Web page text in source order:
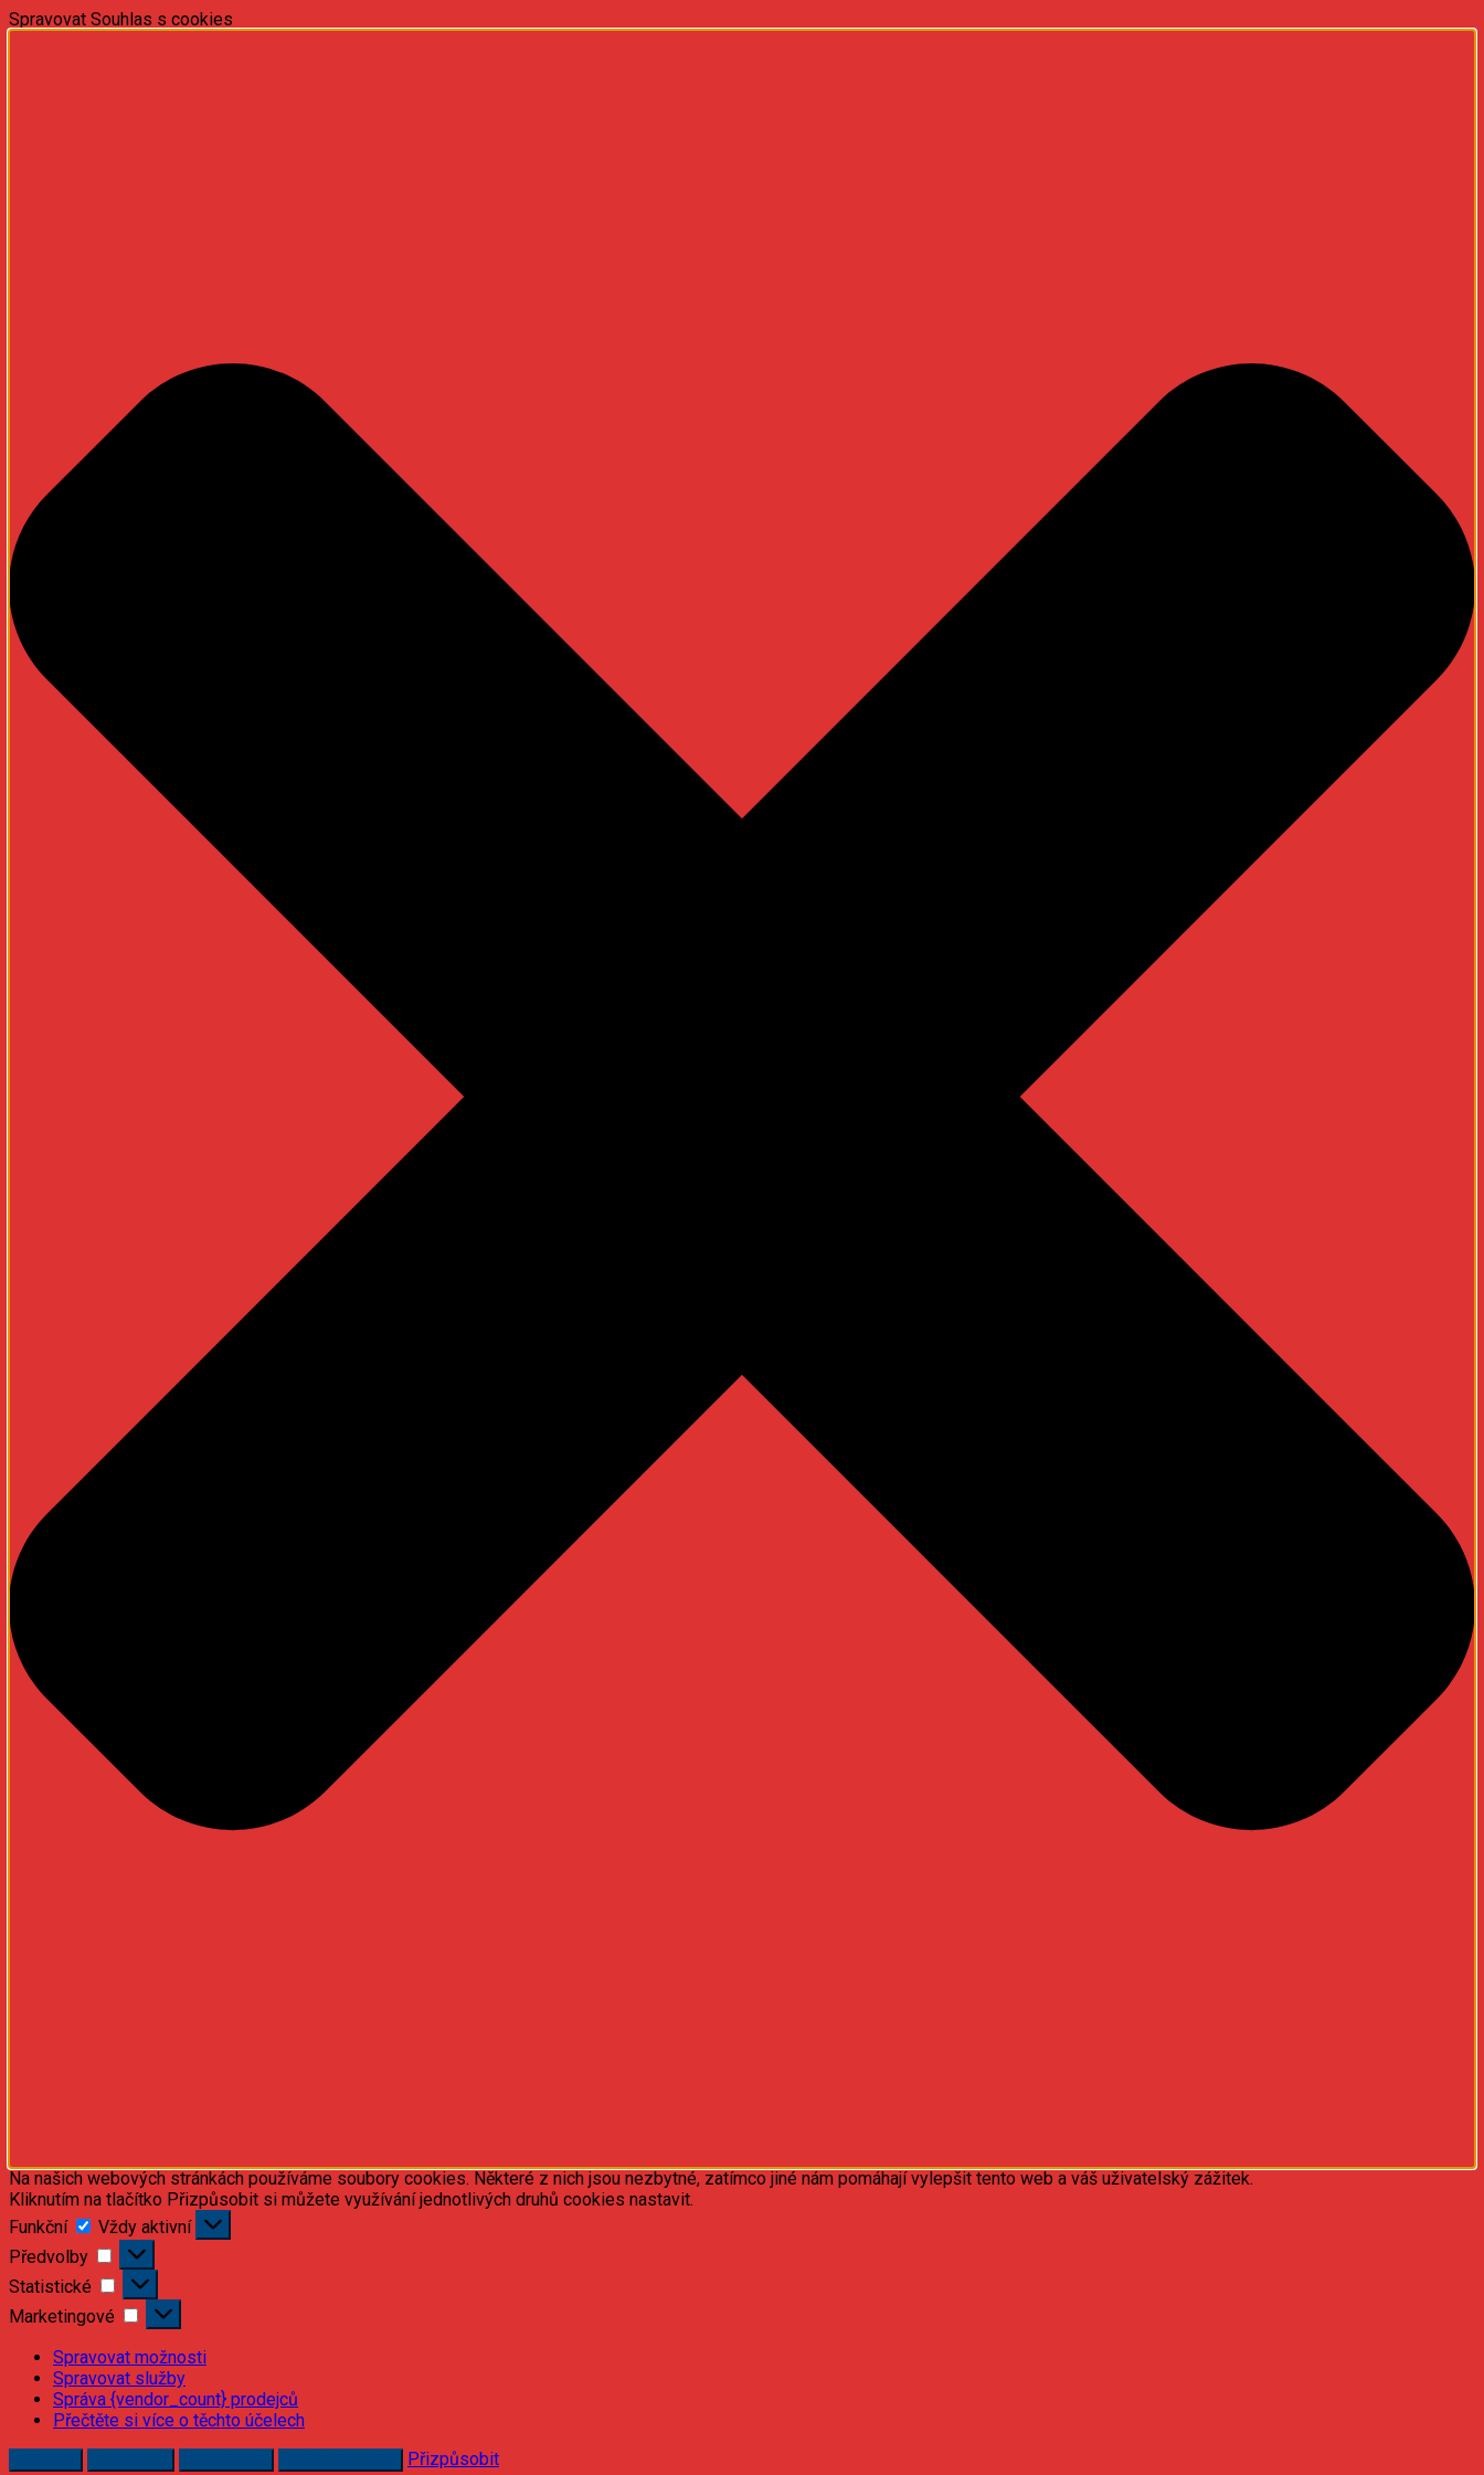
Spravovat Souhlas s cookies
Na našich webových stránkách používáme soubory cookies. Některé z nich jsou nezbytné, zatímco jiné nám pomáhají vylepšit tento web a váš uživatelský zážitek.
Kliknutím na tlačítko Přizpůsobit si můžete využívání jednotlivých druhů cookies nastavit.
Funkční
Funkční
Vždy aktivní
Předvolby
Předvolby
Statistické
Statistické
Marketingové
Marketingové
Spravovat možnosti
Spravovat služby
Správa {vendor_count} prodejců
Přečtěte si více o těchto účelech
Přizpůsobit